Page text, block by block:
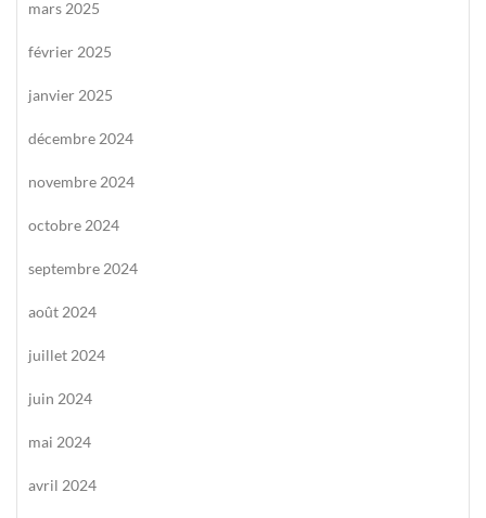
mars 2025
février 2025
janvier 2025
décembre 2024
novembre 2024
octobre 2024
septembre 2024
août 2024
juillet 2024
juin 2024
mai 2024
avril 2024